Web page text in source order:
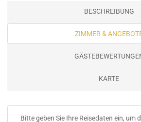
BESCHREIBUNG
ZIMMER &
KARTE
Bitte geben Sie Ihre Reisedaten ein, um